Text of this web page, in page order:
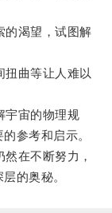
渴望，试图解
曲等让人难以
宙的物理规
参考和启示。
在不断努力，
的奥秘。